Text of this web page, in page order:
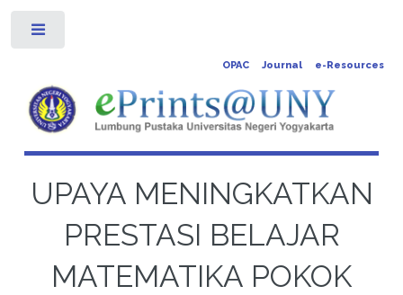
OPAC Journal e-Resources
UPAYA MENINGKATKAN
PRESTASI BELAJAR
MATEMATIKA POKOK